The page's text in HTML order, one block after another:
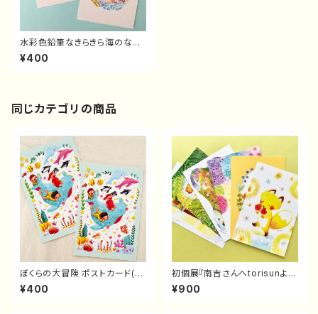
水彩色鉛筆なきらきら海のなか
またちポストカード(2枚セット）
¥400
同じカテゴリの商品
ぼくらの大冒険 ポストカード(2
枚セット）
¥400
初個展『南吉さんへtorisunよ
り』ポストカード6枚セット
¥900